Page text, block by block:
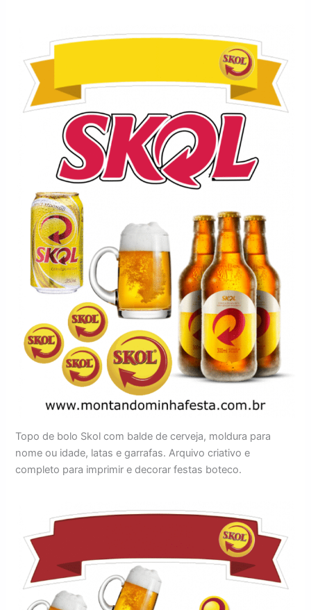
Topo de bolo Skol com balde de cerveja, moldura para
nome ou idade, latas e garrafas. Arquivo criativo e
completo para imprimir e decorar festas boteco.